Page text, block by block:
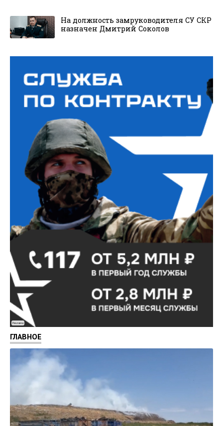
На должность замруководителя СУ СКР
назначен Дмитрий Соколов
Реклама
ГЛАВНОЕ